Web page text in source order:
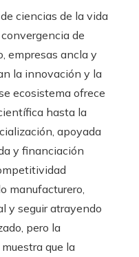
ciencias de la vida
de
empresas ancla y
la innovación y la
ecosistema ofrece
hasta la
apoyada
y financiación
manufacturero,
y seguir atrayendo
pero la
que la